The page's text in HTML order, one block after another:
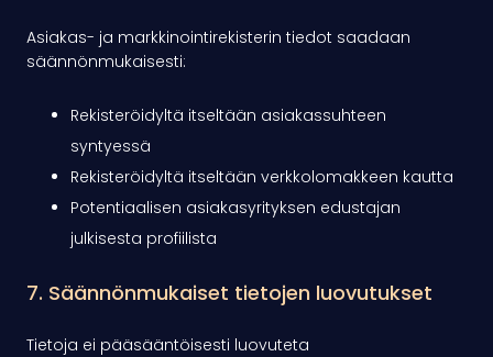
Asiakas- ja markkinointirekisterin tiedot saadaan
säännönmukaisesti:
Rekisteröidyltä itseltään asiakassuhteen
syntyessä
Rekisteröidyltä itseltään verkkolomakkeen kautta
Potentiaalisen asiakasyrityksen edustajan
julkisesta profiilista
7. Säännönmukaiset tietojen luovutukset
Tietoja ei pääsääntöisesti luovuteta